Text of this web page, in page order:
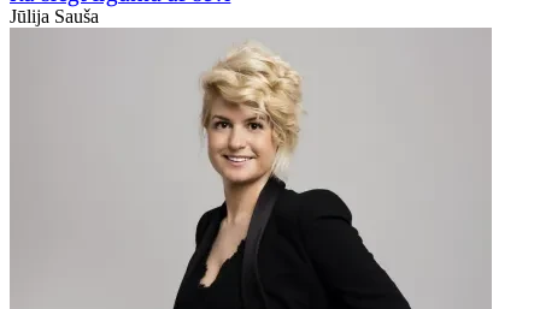
Jūlija Sauša